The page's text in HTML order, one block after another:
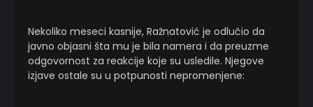
Nekoliko meseci kasnije, Ražnatović je odlučio da
javno objasni šta mu je bila namera i da preuzme
odgovornost za reakcije koje su usledile. Njegove
izjave ostale su u potpunosti nepromenjene: